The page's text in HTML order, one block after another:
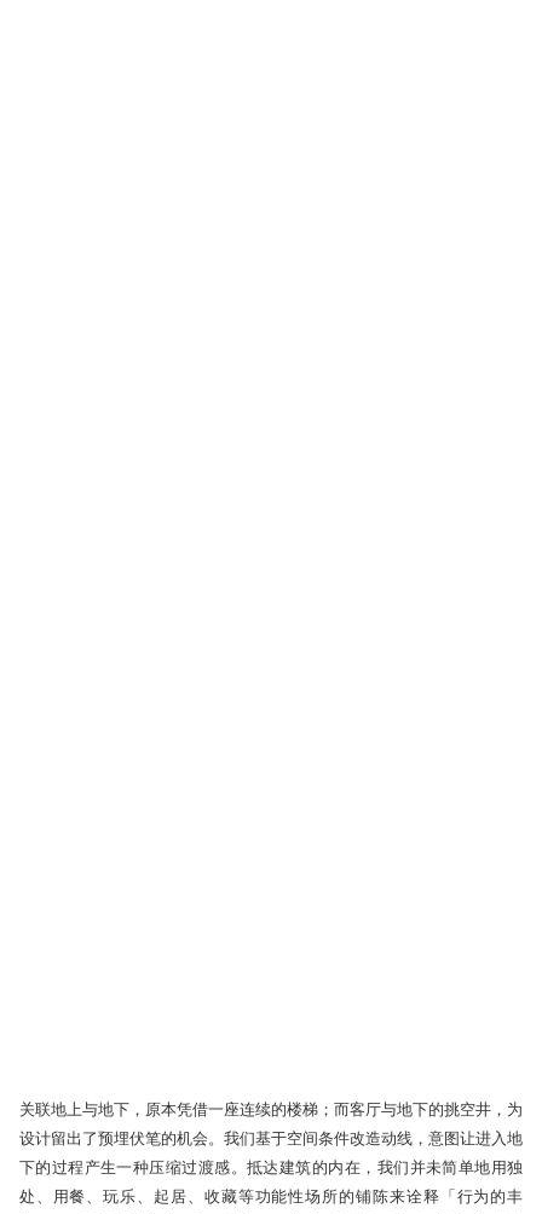
关联地上与地下，原本凭借一座连续的楼梯；而客厅与地下的挑空井，为
设计留出了预埋伏笔的机会。我们基于空间条件改造动线，意图让进入地
下的过程产生一种压缩过渡感。抵达建筑的内在，我们并未简单地用独
处、用餐、玩乐、起居、收藏等功能性场所的铺陈来诠释「行为的丰